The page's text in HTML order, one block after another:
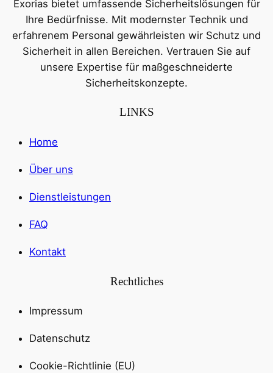
Exorias bietet umfassende Sicherheitslösungen für
Ihre Bedürfnisse. Mit modernster Technik und
erfahrenem Personal gewährleisten wir Schutz und
Sicherheit in allen Bereichen. Vertrauen Sie auf
unsere Expertise für maßgeschneiderte
Sicherheitskonzepte.
LINKS
Home
Über uns
Dienstleistungen
FAQ
Kontakt
Rechtliches
Impressum
Datenschutz
Cookie-Richtlinie (EU)